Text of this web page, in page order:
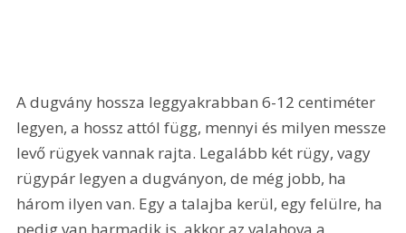
A dugvány hossza leggyakrabban 6-12 centiméter
legyen, a hossz attól függ, mennyi és milyen messze
levő rügyek vannak rajta. Legalább két rügy, vagy
rügypár legyen a dugványon, de még jobb, ha
három ilyen van. Egy a talajba kerül, egy felülre, ha
pedig van harmadik is, akkor az valahova a